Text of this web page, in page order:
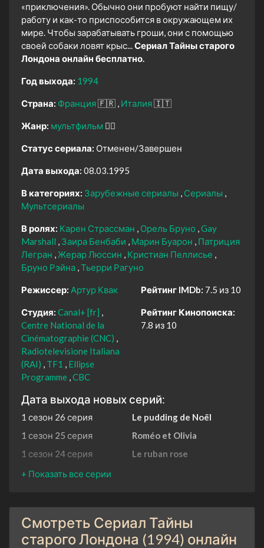
«приключения». Обычно они пробуют найти пищу/
работу и как-то приспособится в окружающем их
мире. Чтобы зарабатывать гроши, они с помощью
своей собаки ловят крыс...Сериал Тайны старого
Лондона онлайн бесплатно.
Год выхода: 1994
Страна: Франция🇫🇷 Италия🇮🇹
Жанр: мультфильм 🧚‍♀️
Статус сериала: Отменен/Завершен
Дата выхода: 08.03.1995
В категориях: Зарубежные сериалы
Сериалы
Мультсериалы
В ролях: Карен Страссман Орель Бруно Gay
Marshall
Заира Бенбаби Марин Буарон
Патриция
Легран
Жерар Люссин
Кристиан Пеллисье
Бруно Рэйна Тьерри Рагуно
Режиссер: Артур Квак
Студия: Canal+ [fr]
Centre National de la
Cinématographie (CNC)
Radiotelevisione Italiana
(RAI)
TF1
Ellipse
Programme CBC
Рейтинг IMDb: 7.5 из 10
Рейтинг Кинопоиска:
7.8 из 10
Дата выхода новых серий:
1 сезон 26 серия
Le pudding de Noël
1 сезон 25 серия
Roméo et Olivia
1 сезон 24 серия
Le ruban rose
1 сезон 23 серия
1 сезон 21 серия
Les cygnes de la Tamise
1 сезон 20 серия
Le merle de Falstaff
Смотреть Сериал Тайны
старого Лондона (1994) онлайн